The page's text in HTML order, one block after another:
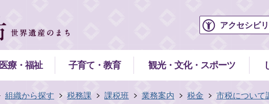
アクセシビ
医療・福祉 子育て・教育 観光・文化・スポーツ
組織から探す 税務課 課税班 業務案内 税金 市税について